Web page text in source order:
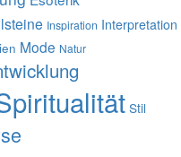
Inspiration Interpretation
Mode Natur
Stil